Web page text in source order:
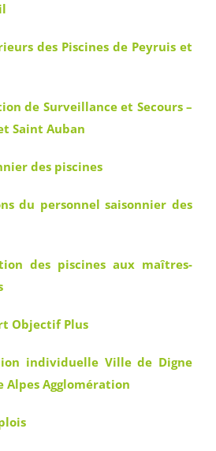
des Piscines de Peyruis et
de Surveillance et Secours –
Saint Auban
des piscines
du personnel saisonnier des
des piscines aux maîtres-
Objectif Plus
individuelle Ville de Digne
Alpes Agglomération